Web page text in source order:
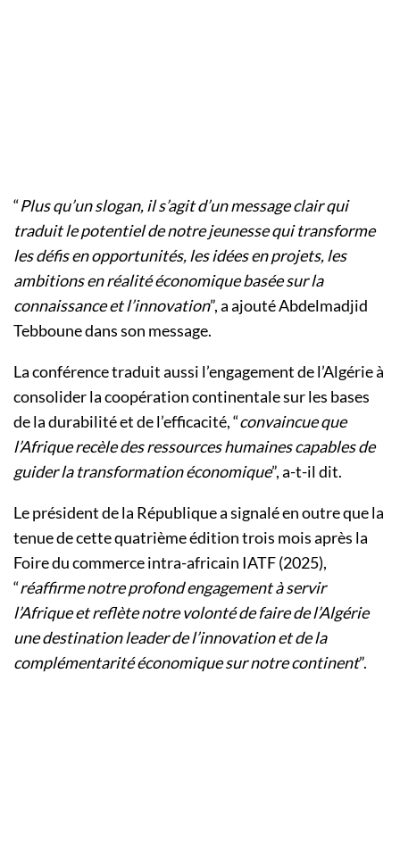
“Plus qu’un slogan, il s’agit d’un message clair qui
traduit le potentiel de notre jeunesse qui transforme
les défis en opportunités, les idées en projets, les
ambitions en réalité économique basée sur la
connaissance et l’innovation”, a ajouté Abdelmadjid
Tebboune dans son message.
La conférence traduit aussi l’engagement de l’Algérie à
consolider la coopération continentale sur les bases
de la durabilité et de l’efficacité, “convaincue que
l’Afrique recèle des ressources humaines capables de
guider la transformation économique”, a-t-il dit.
Le président de la République a signalé en outre que la
tenue de cette quatrième édition trois mois après la
Foire du commerce intra-africain IATF (2025),
“réaffirme notre profond engagement à servir
l’Afrique et reflète notre volonté de faire de l’Algérie
une destination leader de l’innovation et de la
complémentarité économique sur notre continent”.